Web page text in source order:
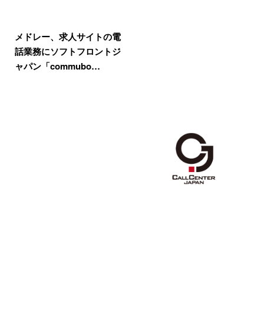
メドレー、求人サイトの電
話業務にソフトフロントジ
ャパン「commubo…